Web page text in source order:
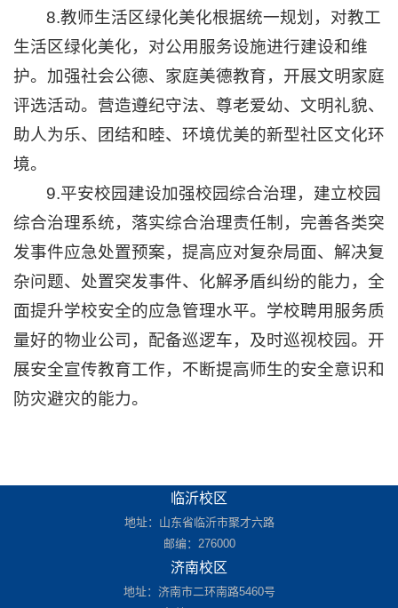
8.教师生活区绿化美化根据统一规划，对教工
生活区绿化美化，对公用服务设施进行建设和维
护。加强社会公德、家庭美德教育，开展文明家庭
评选活动。营造遵纪守法、尊老爱幼、文明礼貌、
助人为乐、团结和睦、环境优美的新型社区文化环
境。
9.平安校园建设加强校园综合治理，建立校园
综合治理系统，落实综合治理责任制，完善各类突
发事件应急处置预案，提高应对复杂局面、解决复
杂问题、处置突发事件、化解矛盾纠纷的能力，全
面提升学校安全的应急管理水平。学校聘用服务质
量好的物业公司，配备巡逻车，及时巡视校园。开
展安全宣传教育工作，不断提高师生的安全意识和
防灾避灾的能力。
临沂校区
地址：山东省临沂市聚才六路
邮编：276000
济南校区
地址：济南市二环南路5460号